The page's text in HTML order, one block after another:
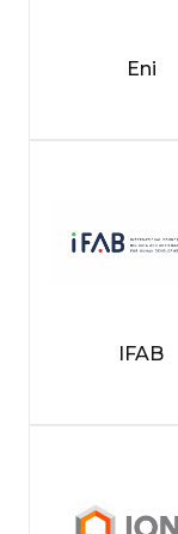
Eni
IFAB